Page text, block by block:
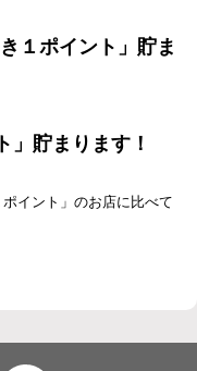
１ポイント」貯ま
」貯まります！
イント」のお店に比べて